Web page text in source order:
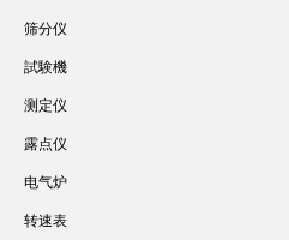
筛分仪
試験機
测定仪
露点仪
电气炉
转速表